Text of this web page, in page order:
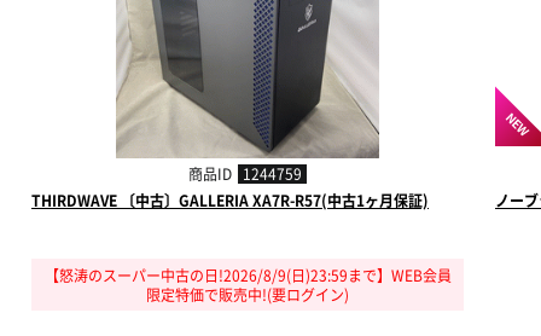
商品ID 1244759
THIRDWAVE 〔中古〕GALLERIA XA7R-R57(中古1ヶ月保証)
【怒涛のスーパー中古の日!2026/8/9(日)23:59まで】WEB会員
限定特価で販売中!(要ログイン)
NEW
ノー